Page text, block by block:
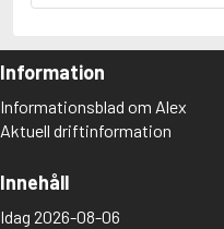
Information
Informationsblad om Alex
Aktuell driftinformation
Innehåll
Idag 2026-08-06